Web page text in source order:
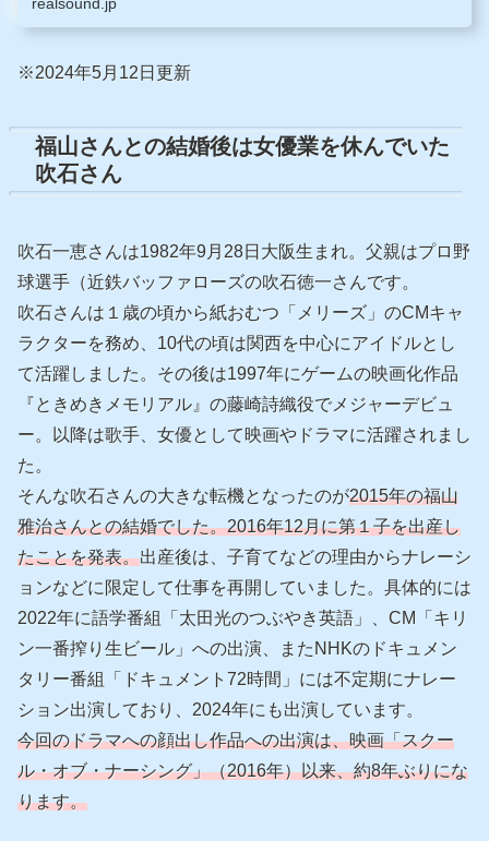
realsound.jp
※2024年5月12日更新
福山さんとの結婚後は女優業を休んでいた
吹石さん
吹石一恵さんは1982年9月28日大阪生まれ。父親はプロ野
球選手（近鉄バッファローズの吹石徳一さんです。
吹石さんは１歳の頃から紙おむつ「メリーズ」のCMキャ
ラクターを務め、10代の頃は関西を中心にアイドルとし
て活躍しました。その後は1997年にゲームの映画化作品
『ときめきメモリアル』の藤崎詩織役でメジャーデビュ
ー。以降は歌手、女優として映画やドラマに活躍されまし
た。
そんな吹石さんの大きな転機となったのが2015年の福山
雅治さんとの結婚でした。2016年12月に第１子を出産し
たことを発表。出産後は、子育てなどの理由からナレーシ
ョンなどに限定して仕事を再開していました。具体的には
2022年に語学番組「太田光のつぶやき英語」、CM「キリ
ン一番搾り生ビール」への出演、またNHKのドキュメン
タリー番組「ドキュメント72時間」には不定期にナレー
ション出演しており、2024年にも出演しています。
今回のドラマへの顔出し作品への出演は、映画「スクー
ル・オブ・ナーシング」（2016年）以来、約8年ぶりにな
ります。